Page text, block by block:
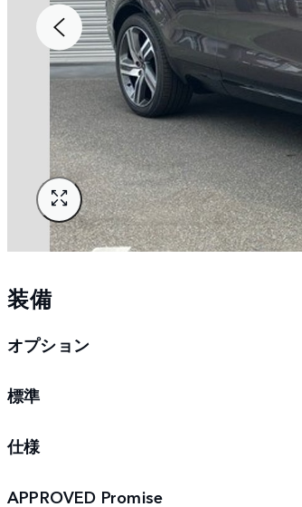
装備
オプション
標準
仕様
APPROVED Promise